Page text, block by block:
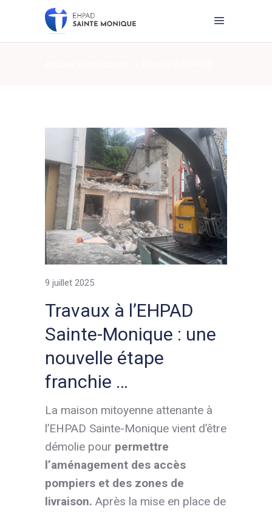
9 juillet 2025
Travaux à l’EHPAD
Sainte-Monique : une
nouvelle étape
franchie …
La maison mitoyenne attenante à
l’EHPAD Sainte-Monique vient d’être
démolie pour permettre
l’aménagement des accès
pompiers et des zones de
livraison. Après la mise en place de